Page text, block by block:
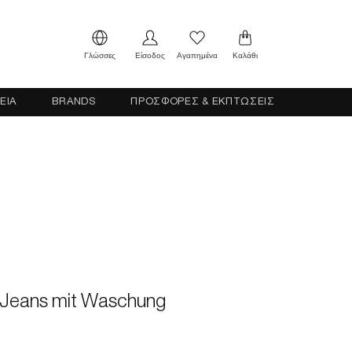
Γλώσσες Είσοδος Αγαπημένα Καλάθι
BRANDS ΠΡΟΣΦΟΡΕΣ & ΕΚΠΤΩΣΕΙΣ
mit Waschung